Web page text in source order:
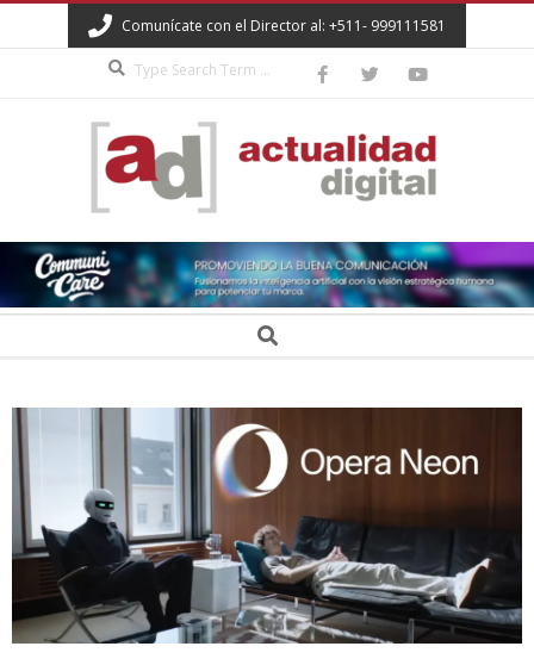
to
Comunícate con el Director al: +511- 999111581
ACTUALIDAD
DIGITAL Search